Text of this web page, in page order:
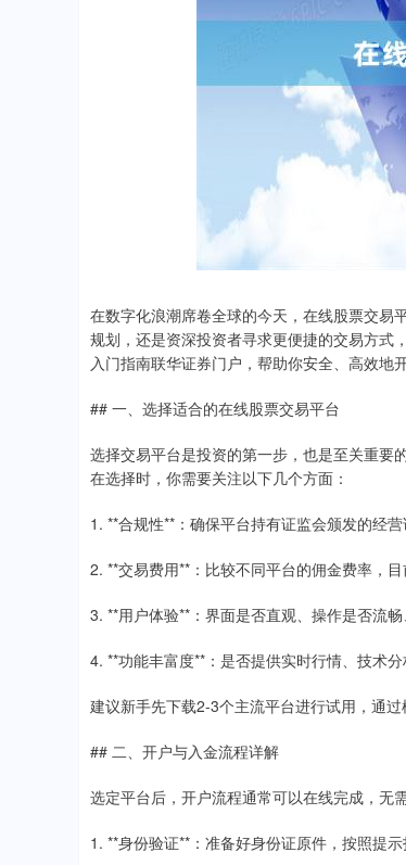
在数字化浪潮席卷全球的今天，在线股票交易
规划，还是资深投资者寻求更便捷的交易方式
入门指南联华证券门户，帮助你安全、高效地
## 一、选择适合的在线股票交易平台
选择交易平台是投资的第一步，也是至关重要
在选择时，你需要关注以下几个方面：
1. **合规性**：确保平台持有证监会颁发的经
2. **交易费用**：比较不同平台的佣金费率，
3. **用户体验**：界面是否直观、操作是否流
4. **功能丰富度**：是否提供实时行情、技术
建议新手先下载2-3个主流平台进行试用，通
## 二、开户与入金流程详解
选定平台后，开户流程通常可以在线完成，无
1. **身份验证**：准备好身份证原件，按照提